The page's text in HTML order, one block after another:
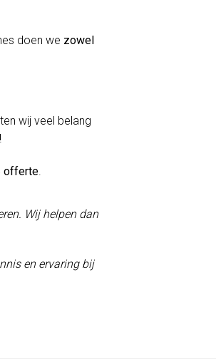
doen we zowel
wij veel belang
offerte
Wij helpen dan
en ervaring bij